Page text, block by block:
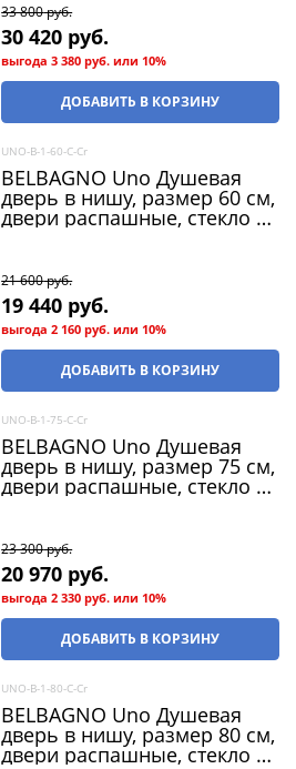
33 800 руб.
30 420 руб.
выгода3 380 руб. или 10%
ДОБАВИТЬ В КОРЗИНУ
UNO-B-1-60-C-Cr
BELBAGNO Uno Душевая
дверь в нишу, размер 60 см,
двери распашные, стекло 5
21 600 руб.
19 440 руб.
выгода2 160 руб. или 10%
ДОБАВИТЬ В КОРЗИНУ
UNO-B-1-75-C-Cr
BELBAGNO Uno Душевая
дверь в нишу, размер 75 см,
двери распашные, стекло 5
23 300 руб.
20 970 руб.
выгода2 330 руб. или 10%
ДОБАВИТЬ В КОРЗИНУ
UNO-B-1-80-C-Cr
BELBAGNO Uno Душевая
дверь в нишу, размер 80 см,
двери распашные, стекло 5